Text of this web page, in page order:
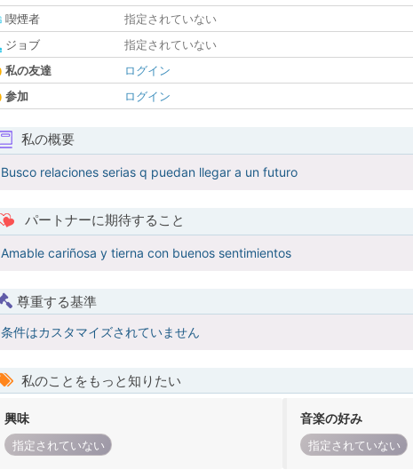
喫煙者
指定されていない
ジョブ
指定されていない
私の友達
ログイン
参加
ログイン
私の概要
Busco relaciones serias q puedan llegar a un futuro
パートナーに期待すること
Amable cariñosa y tierna con buenos sentimientos
尊重する基準
条件はカスタマイズされていません
私のことをもっと知りたい
興味
指定されていない
音楽の好み
指定されていない